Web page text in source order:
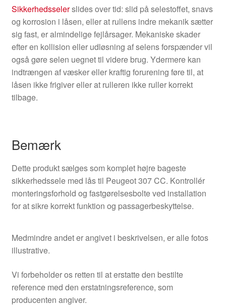
Sikkerhedsselerslides over tid: slid på selestoffet, snavs
og korrosion i låsen, eller at rullens indre mekanik sætter
sig fast, er almindelige fejlårsager. Mekaniske skader
efter en kollision eller udløsning af selens forspænder vil
også gøre selen uegnet til videre brug. Ydermere kan
indtrængen af væsker eller kraftig forurening føre til, at
låsen ikke frigiver eller at rulleren ikke ruller korrekt
tilbage.
Bemærk
Dette produkt sælges som komplet højre bageste
sikkerhedssele med lås til Peugeot 307 CC. Kontrollér
monteringsforhold og fastgørelsesbolte ved installation
for at sikre korrekt funktion og passagerbeskyttelse.
Medmindre andet er angivet i beskrivelsen, er alle fotos
illustrative.
Vi forbeholder os retten til at erstatte den bestilte
reference med den erstatningsreference, som
producenten angiver.